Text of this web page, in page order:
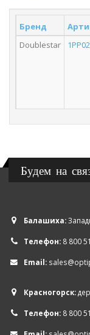
Бренд
Doublestar
Будем на
Балашиха:
Телефон: 8 800
Email:
Красногорск:
Телефон: 8 800